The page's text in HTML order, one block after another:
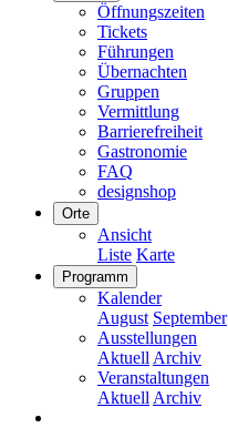
Öffnungszeiten
Tickets
Führungen
Übernachten
Gruppen
Vermittlung
Barrierefreiheit
Gastronomie
FAQ
designshop
Orte
Ansicht
Liste Karte
Programm
Kalender
August September
Ausstellungen
Aktuell Archiv
Veranstaltungen
Aktuell Archiv